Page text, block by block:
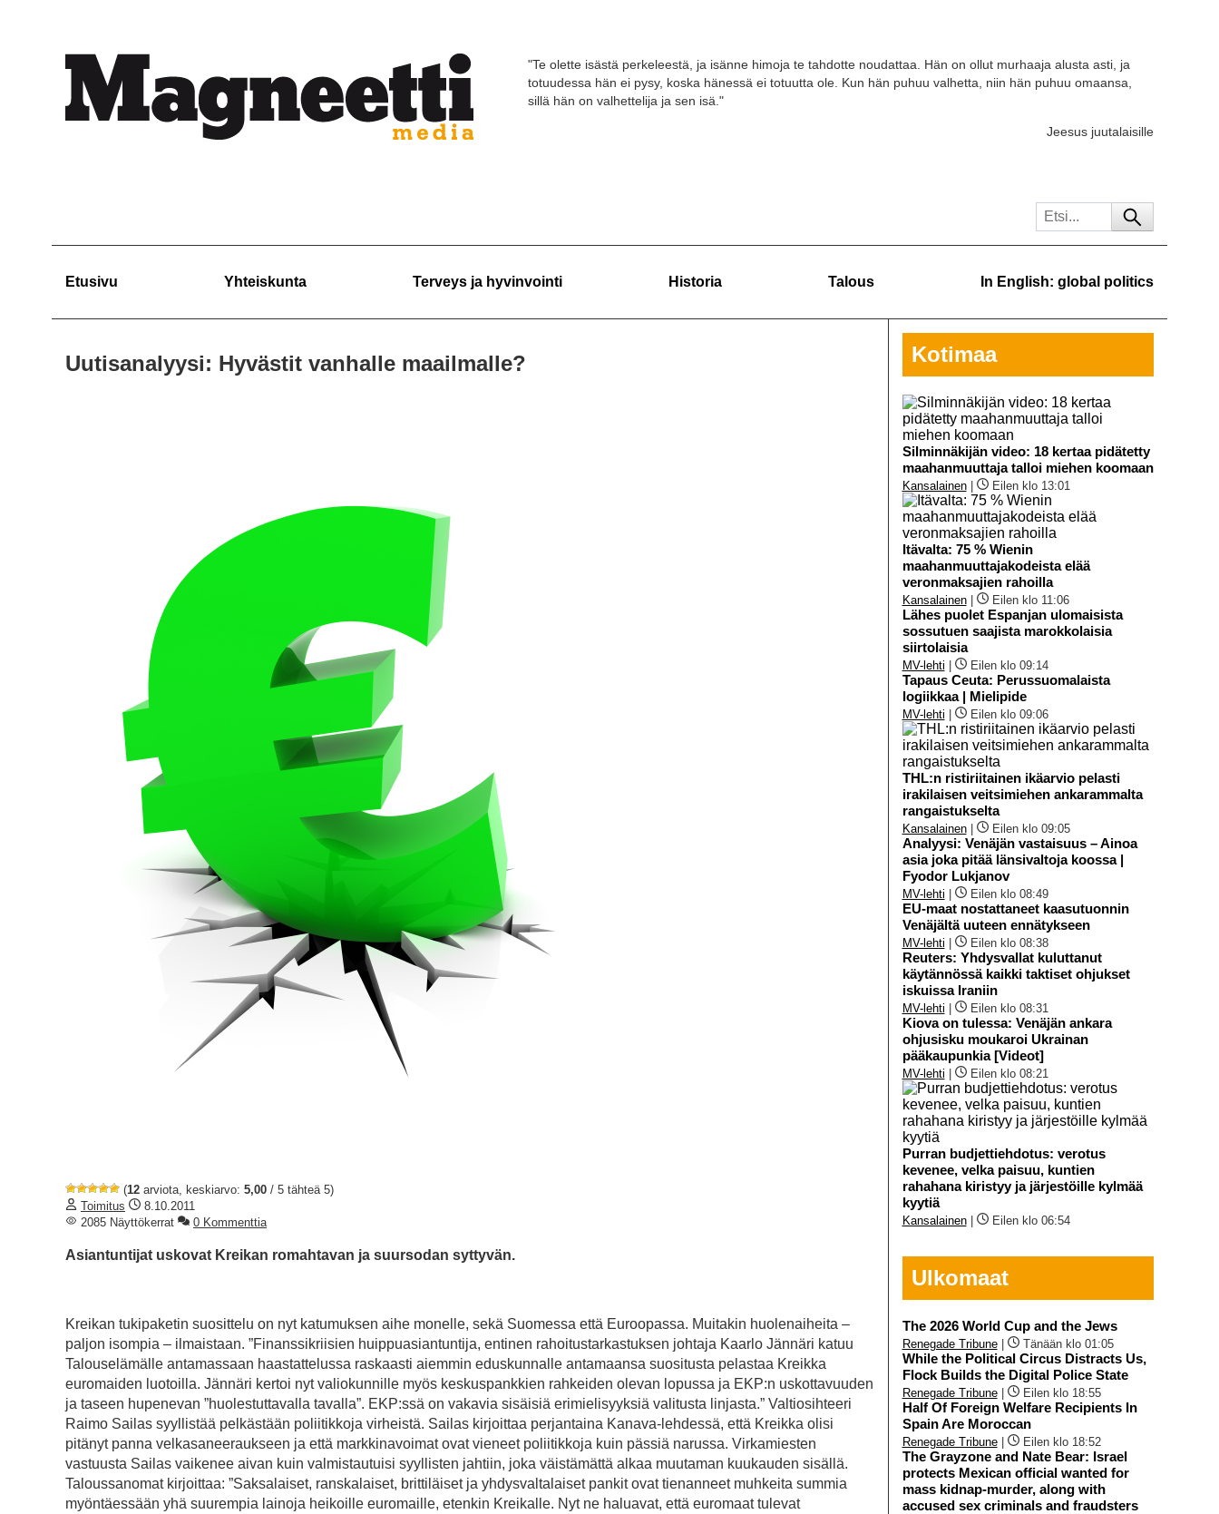
"Te olette isästä perkeleestä, ja isänne himoja te tahdotte noudattaa. Hän on ollut murhaaja alusta asti, ja
totuudessa hän ei pysy, koska hänessä ei totuutta ole. Kun hän puhuu valhetta, niin hän puhuu omaansa,
sillä hän on valhettelija ja sen isä."
Jeesus juutalaisille
Etusivu Yhteiskunta Terveys ja hyvinvointi Historia Talous In English: global politics
Uutisanalyysi: Hyvästit vanhalle maailmalle?
(12 arviota, keskiarvo: 5,00 / 5 tähteä 5)
Toimitus
8.10.2011
2085 Näyttökerrat
0 Kommenttia
Asiantuntijat uskovat Kreikan romahtavan ja suursodan syttyvän.
Kreikan tukipaketin suosittelu on nyt katumuksen aihe monelle, sekä Suomessa että Euroopassa. Muitakin huolenaiheita –
paljon isompia – ilmaistaan. ”Finanssikriisien huippuasiantuntija, entinen rahoitustarkastuksen johtaja Kaarlo Jännäri katuu
Talouselämälle antamassaan haastattelussa raskaasti aiemmin eduskunnalle antamaansa suositusta pelastaa Kreikka
euromaiden luotoilla. Jännäri kertoi nyt valiokunnille myös keskuspankkien rahkeiden olevan lopussa ja EKP:n uskottavuuden
ja taseen hupenevan ”huolestuttavalla tavalla”. EKP:ssä on vakavia sisäisiä erimielisyyksiä valitusta linjasta.” Valtiosihteeri
Raimo Sailas syyllistää pelkästään poliitikkoja virheistä. Sailas kirjoittaa perjantaina Kanava-lehdessä, että Kreikka olisi
pitänyt panna velkasaneeraukseen ja että markkinavoimat ovat vieneet poliitikkoja kuin pässiä narussa. Virkamiesten
vastuusta Sailas vaikenee aivan kuin valmistautuisi syyllisten jahtiin, joka väistämättä alkaa muutaman kuukauden sisällä.
Taloussanomat kirjoittaa: ”Saksalaiset, ranskalaiset, brittiläiset ja yhdysvaltalaiset pankit ovat tienanneet muhkeita summia
myöntäessään yhä suurempia lainoja heikoille euromaille, etenkin Kreikalle. Nyt ne haluavat, että euromaat tulevat
Kotimaa
Silminnäkijän video: 18 kertaa pidätetty
maahanmuuttaja talloi miehen koomaan
Kansalainen| Eilen klo 13:01
Itävalta: 75 % Wienin
maahanmuuttajakodeista elää
veronmaksajien rahoilla
Kansalainen| Eilen klo 11:06
Lähes puolet Espanjan ulomaisista
sossutuen saajista marokkolaisia
siirtolaisia
MV-lehti Eilen klo 09:14
Tapaus Ceuta: Perussuomalaista
logiikkaa | Mielipide
MV-lehti Eilen klo 09:06
THL:n ristiriitainen ikäarvio pelasti
irakilaisen veitsimiehen ankarammalta
rangaistukselta
Kansalainen| Eilen klo 09:05
Analyysi: Venäjän vastaisuus – Ainoa
asia joka pitää länsivaltoja koossa |
Fyodor Lukjanov
MV-lehti Eilen klo 08:49
EU-maat nostattaneet kaasutuonnin
Venäjältä uuteen ennätykseen
MV-lehti Eilen klo 08:38
Reuters: Yhdysvallat kuluttanut
käytännössä kaikki taktiset ohjukset
iskuissa Iraniin
MV-lehti Eilen klo 08:31
Kiova on tulessa: Venäjän ankara
ohjusisku moukaroi Ukrainan
pääkaupunkia [Videot]
MV-lehti Eilen klo 08:21
Purran budjettiehdotus: verotus
kevenee, velka paisuu, kuntien
rahahana kiristyy ja järjestöille kylmää
kyytiä
Kansalainen| Eilen klo 06:54
Ulkomaat
The 2026 World Cup and the Jews
Renegade Tribune| Tänään klo 01:05
While the Political Circus Distracts Us,
Flock Builds the Digital Police State
Renegade Tribune| Eilen klo 18:55
Half Of Foreign Welfare Recipients In
Spain Are Moroccan
Renegade Tribune| Eilen klo 18:52
The Grayzone and Nate Bear: Israel
protects Mexican official wanted for
mass kidnap-murder, along with
accused sex criminals and fraudsters